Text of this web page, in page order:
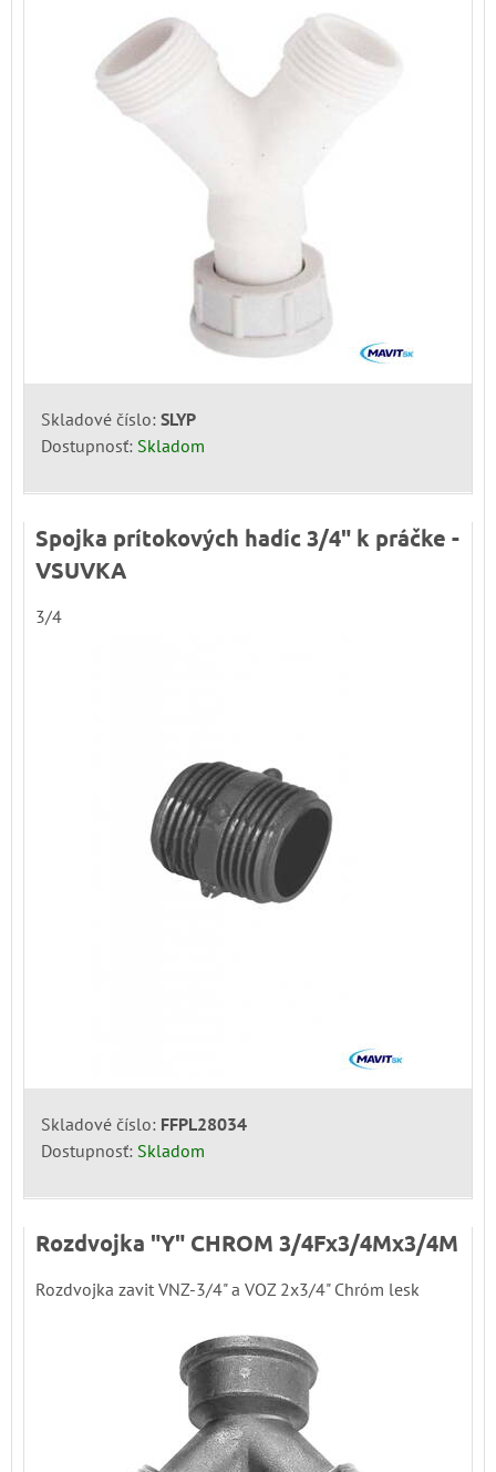
Skladové číslo: SLYP
Dostupnosť: Skladom
Spojka prítokových hadíc 3/4" k práčke -
VSUVKA
3/4
Skladové číslo: FFPL28034
Dostupnosť: Skladom
Rozdvojka "Y" CHROM 3/4Fx3/4Mx3/4M
Rozdvojka zavit VNZ-3/4" a VOZ 2x3/4" Chróm lesk